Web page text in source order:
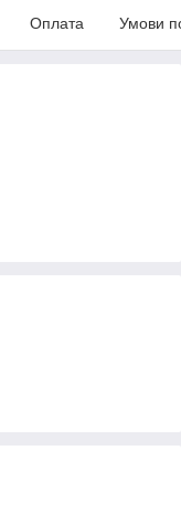
Оплата Умови